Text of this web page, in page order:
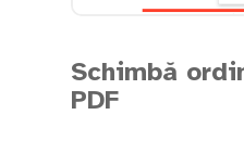
Schimbă
PDF